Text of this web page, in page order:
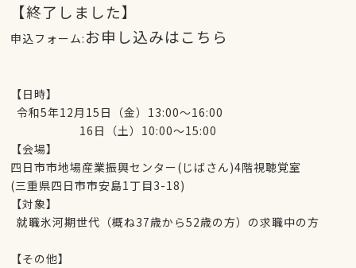
【終了しました】
申込フォーム: お申し込みはこちら
【日時】
令和5年12月15日（金）13:00～16:00
16日（土）10:00～15:00
【会場】
四日市市地場産業振興センター(じばさん)4階視聴覚室
(三重県四日市市安島1丁目3-18)
【対象】
就職氷河期世代（概ね37歳から52歳の方）の求職中の方
【その他】